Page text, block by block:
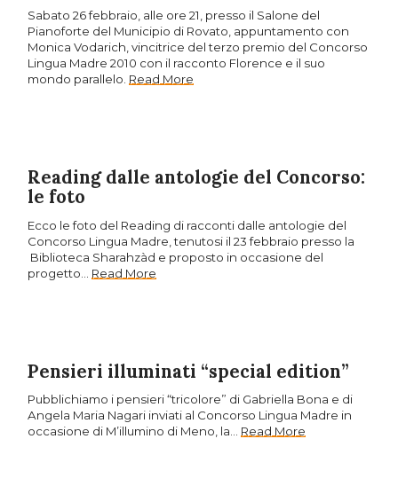
Sabato 26 febbraio, alle ore 21, presso il Salone del
Pianoforte del Municipio di Rovato, appuntamento con
Monica Vodarich, vincitrice del terzo premio del Concorso
Lingua Madre 2010 con il racconto Florence e il suo
mondo parallelo. Read More
Reading dalle antologie del Concorso:
le foto
Ecco le foto del Reading di racconti dalle antologie del
Concorso Lingua Madre, tenutosi il 23 febbraio presso la
Biblioteca Sharahzàd e proposto in occasione del
progetto… Read More
Pensieri illuminati “special edition”
Pubblichiamo i pensieri “tricolore” di Gabriella Bona e di
Angela Maria Nagari inviati al Concorso Lingua Madre in
occasione di M’illumino di Meno, la… Read More